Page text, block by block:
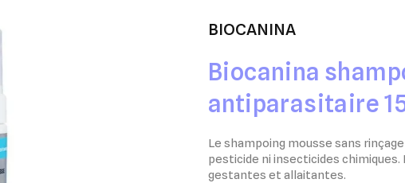
BIOCANINA
Biocanina
antiparasitaire
Le shampoing mousse sans
pesticide ni insecticides
gestantes et allaitantes.